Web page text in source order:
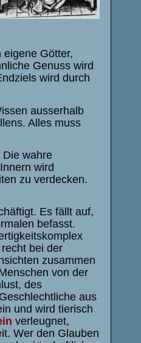
Götter,
Genuss wird
wird durch
ausserhalb
Alles muss
Die wahre
wird
zu verdecken.
Es fällt auf,
befasst.
bei der
zusammen
von der
des
aus
und wird tierisch
verleugnet,
Wer den Glauben